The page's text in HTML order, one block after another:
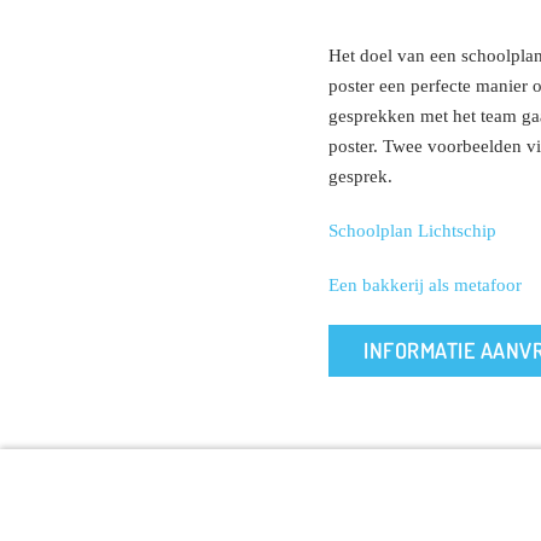
Het doel van een
poster een perfecte manier
gesprekken met het team
poster. Twee voorbeelden
gesprek.
Schoolplan Lichtschip
Een bakkerij als metafoor
INFORMATIE